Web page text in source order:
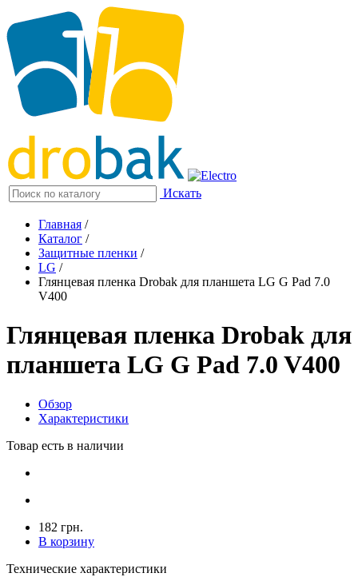
Искать
Главная /
Каталог /
Защитные пленки /
LG /
Глянцевая пленка Drobak для планшета LG G Pad 7.0
V400
Глянцевая пленка Drobak для
планшета LG G Pad 7.0 V400
Обзор
Характеристики
Товар есть в наличии
182 грн.
В корзину
Технические характеристики